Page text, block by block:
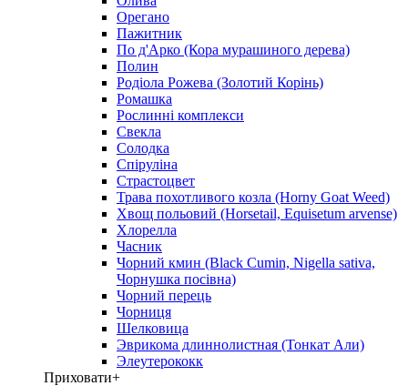
Орегано
Пажитник
По д'Арко (Кора мурашиного дерева)
Полин
Родіола Рожева (Золотий Корінь)
Ромашка
Рослинні комплекси
Свекла
Солодка
Спіруліна
Страстоцвет
Трава похотливого козла (Horny Goat Weed)
Хвощ польовий (Horsetail, Equisetum arvense)
Хлорелла
Часник
Чорний кмин (Black Cumin, Nigella sativa,
Чорнушка посівна)
Чорний перець
Чорниця
Шелковица
Эврикома длиннолистная (Тонкат Али)
Элеутерококк
Приховати+